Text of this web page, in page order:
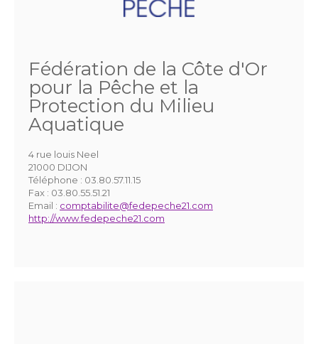
Fédération de la Côte d'Or
pour la Pêche et la
Protection du Milieu
Aquatique
4 rue louis Neel
21000 DIJON
Téléphone : 03.80.57.11.15
Fax : 03.80.55.51.21
Email : comptabilite@fedepeche21.com
http://www.fedepeche21.com